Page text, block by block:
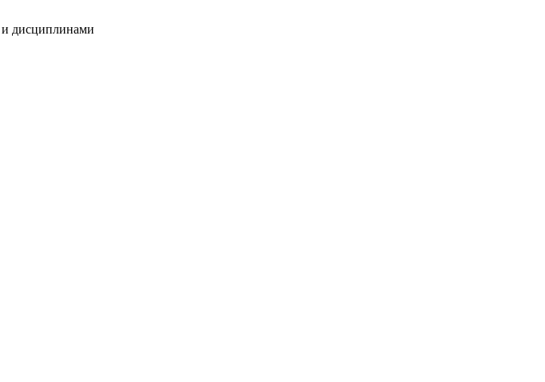
и дисциплинами